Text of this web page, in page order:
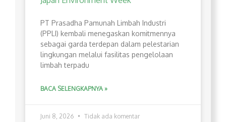
PT Prasadha Pamunah Limbah Industri
(PPLI) kembali menegaskan komitmennya
sebagai garda terdepan dalam pelestarian
lingkungan melalui fasilitas pengelolaan
limbah terpadu
BACA SELENGKAPNYA »
Juni 8, 2026 Tidak ada komentar